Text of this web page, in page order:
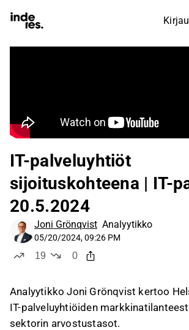
IT-palveluyhtiöt
sijoituskohteena | IT-
20.5.2024
Joni Grönqvist Analyytikko
05/20/2024, 09:26 PM
19
0
Analyytikko Joni Grönqvist kertoo
IT-palveluyhtiöiden
sektorin arvostustasot.